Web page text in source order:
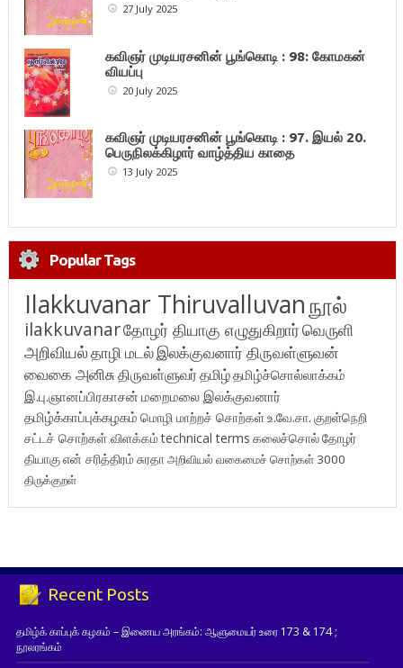
27 July 2025
கவிஞர் முடியரசனின் பூங்கொடி : 98: கோமகன்
வியப்பு
20 July 2025
கவிஞர் முடியரசனின் பூங்கொடி : 97. இயல் 20.
பெருநிலக்கிழார் வாழ்த்திய காதை
13 July 2025
Popular Tags
Ilakkuvanar Thiruvalluvanநூல்
ilakkuvanarதோழர் தியாகு எழுதுகிறார்வெருளி
அறிவியல்தாழி மடல்இலக்குவனார் திருவள்ளுவன்
வைகை அனிசுதிருவள்ளுவர்தமிழ்தமிழ்ச்சொல்லாக்கம்
இ.பு.ஞானப்பிரகாசன் மறைமலை இலக்குவனார்
தமிழ்க்காப்புக்கழகம் மொழி மாற்றச் சொற்கள்உ.வே.சா. குறள்நெறி
சட்டச் சொற்கள் விளக்கம்technical terms கலைச்சொல்தோழர்
தியாகுஎன் சரித்திரம்சுரதாஅறிவியல் வகைமைச் சொற்கள் 3000
திருக்குறள்
Recent Posts
தமிழ்க் காப்புக் கழகம் – இணைய அரங்கம்: ஆளுமையர் உரை 173 & 174 ;
நூலரங்கம்